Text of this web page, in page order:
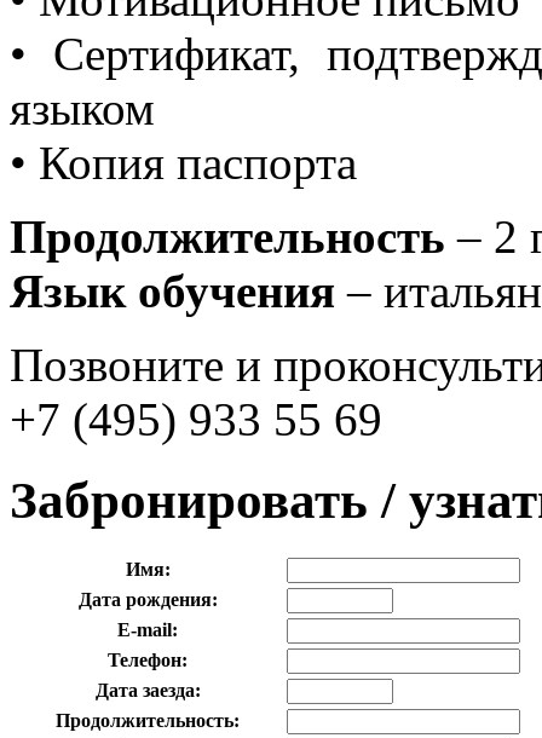
• Сертификат,
языком
• Копия паспорта
Продолжительность – 2
Язык обучения –
Позвоните и
+7 (495) 933 55 69
Забронировать /
Имя:
Дата рождения:
E-mail:
Телефон:
Дата заезда:
Продолжительность: